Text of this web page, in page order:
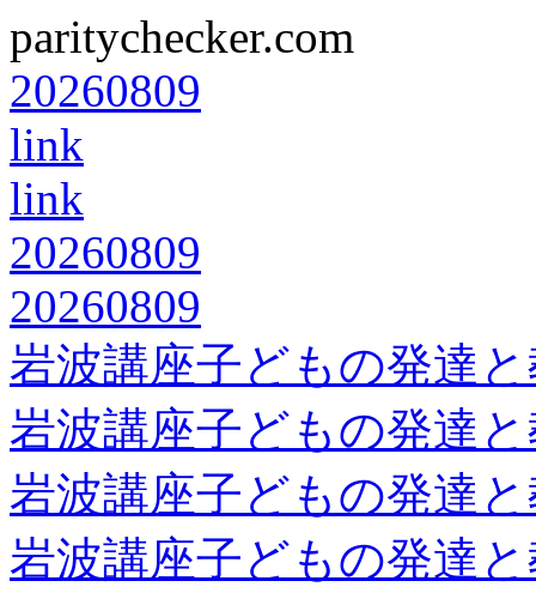
paritychecker.com
20260809
link
link
20260809
20260809
岩波講座子どもの発達
岩波講座子どもの発達
岩波講座子どもの発達
岩波講座子どもの発達